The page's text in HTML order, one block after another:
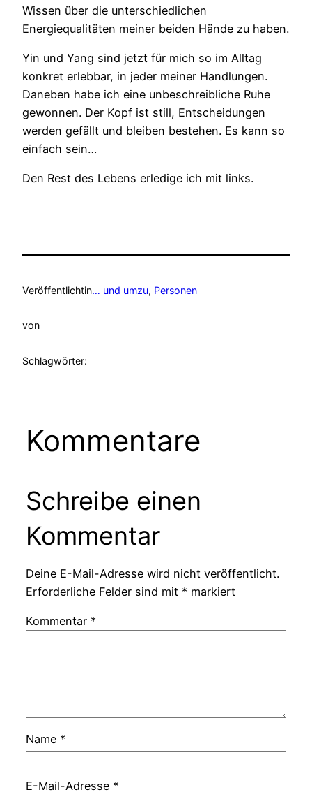
Wissen über die unterschiedlichen
Energiequalitäten meiner beiden Hände zu haben.
Yin und Yang sind jetzt für mich so im Alltag
konkret erlebbar, in jeder meiner Handlungen.
Daneben habe ich eine unbeschreibliche Ruhe
gewonnen. Der Kopf ist still, Entscheidungen
werden gefällt und bleiben bestehen. Es kann so
einfach sein…
Den Rest des Lebens erledige ich mit links.
Veröffentlichtin… und umzu, Personen
von
Schlagwörter:
Kommentare
Schreibe einen
Kommentar
Deine E-Mail-Adresse wird nicht veröffentlicht.
Erforderliche Felder sind mit * markiert
Kommentar *
Name *
E-Mail-Adresse *